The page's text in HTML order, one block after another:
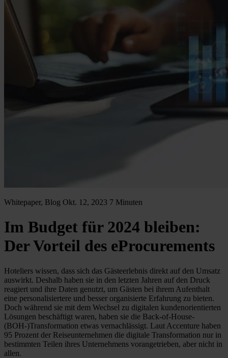
Whitepaper, Blog Okt. 12, 2023 7 Minuten
Im Budget für 2024 bleiben:
Der Vorteil des eProcurements
Hoteliers wissen, dass sich das Gästeerlebnis direkt auf den Umsatz
auswirkt. Deshalb haben sie in den letzten Jahren auf den Druck
reagiert und ihre Daten genutzt, um Gästen bei ihrem Aufenthalt
eine personalisiertere und besser organisierte Erfahrung zu bieten.
Doch während sie mit dem Wechsel zu digitalen kundenorientierten
Lösungen beschäftigt waren, haben sie die Back-of-House-
(BOH-)Transformation etwas vernachlässigt. Laut Accenture haben
95 Prozent der Reiseunternehmen die digitale Transformation nur in
bestimmten Teilen ihres Unternehmens vorangetrieben, aber nicht in
allen.